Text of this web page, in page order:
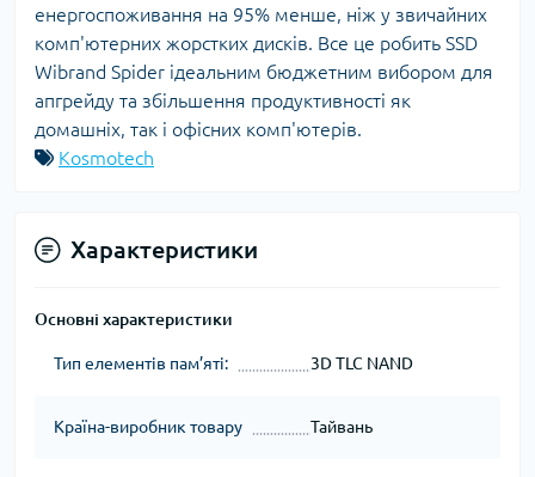
енергоспоживання на 95% менше, ніж у звичайних
комп'ютерних жорстких дисків. Все це робить SSD
Wibrand Spider ідеальним бюджетним вибором для
апгрейду та збільшення продуктивності як
домашніх, так і офісних комп'ютерів.
Kosmotech
Характеристики
Основні характеристики
Тип елементів пам’яті: 3D TLC NAND
Країна-виробник товару Тайвань